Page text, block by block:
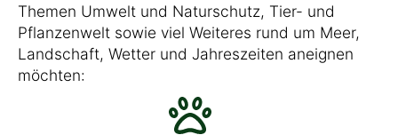
Themen Umwelt und Naturschutz, Tier- und
Pflanzenwelt sowie viel Weiteres rund um Meer,
Landschaft, Wetter und Jahreszeiten aneignen
möchten: